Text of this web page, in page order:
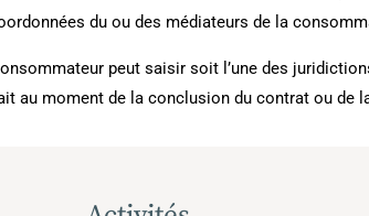
du ou des médiateurs de la
peut saisir soit l’une des
au moment de la conclusion du contrat ou de